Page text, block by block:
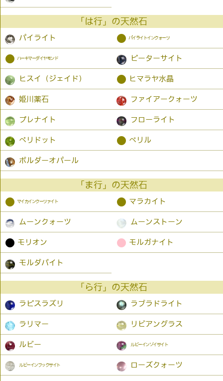
「は行」の天然石
パイライト ● パイライトインクォーツ
● ハーキマーダイヤモンド ピーターサイト
ヒスイ（ジェイド） ● ヒマラヤ水晶
姫川薬石 ファイアークォーツ
プレナイト フローライト
ペリドット ● ベリル
ボルダーオパール
「ま行」の天然石
● マイカインクーツァイト ● マラカイト
ムーンクォーツ ムーンストーン
● モリオン ● モルガナイト
モルダバイト
「ら行」の天然石
ラピスラズリ ラブラドライト
ラリマー リビアングラス
ルビー ルビーインゾイサイト
ルビーインフックサイト ローズクォーツ